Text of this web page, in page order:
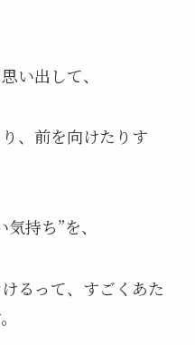
い出して、
、前を向けたりす
持ち”を、
るって、すごくあた